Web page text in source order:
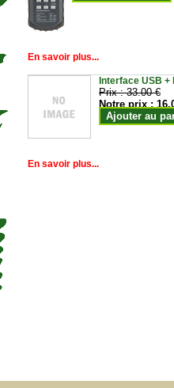
En savoir plus...
Interface USB
Prix :33.00 €
Notre prix :
Ajouter au
En savoir plus...